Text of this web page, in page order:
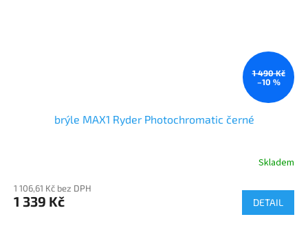
1 490 Kč
–10 %
brýle MAX1 Ryder Photochromatic černé
Skladem
1 106,61 Kč bez DPH
1 339 Kč DETAIL